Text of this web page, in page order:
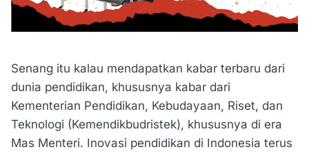
Senang itu kalau mendapatkan kabar terbaru dari
dunia pendidikan, khususnya kabar dari
Kementerian Pendidikan, Kebudayaan, Riset, dan
Teknologi (Kemendikbudristek), khususnya di era
Mas Menteri. Inovasi pendidikan di Indonesia terus